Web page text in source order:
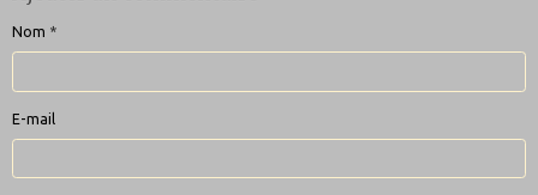
Nom
E-mail